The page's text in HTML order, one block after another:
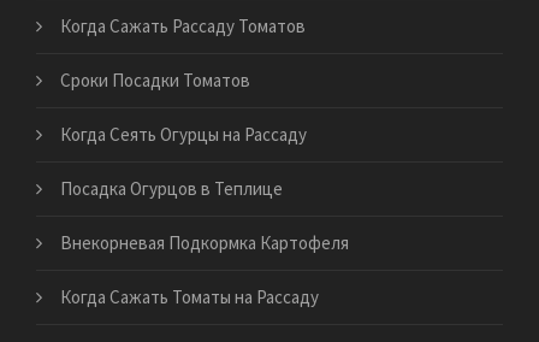
Когда Сажать Рассаду Томатов
Сроки Посадки Томатов
Когда Сеять Огурцы на Рассаду
Посадка Огурцов в Теплице
Внекорневая Подкормка Картофеля
Когда Сажать Томаты на Рассаду